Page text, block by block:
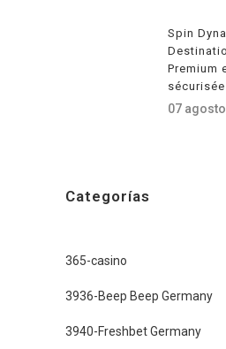
Spin
Premium
sécurisée
07
Categorías
365-casino
3936-Beep Beep Germany
3940-Freshbet Germany